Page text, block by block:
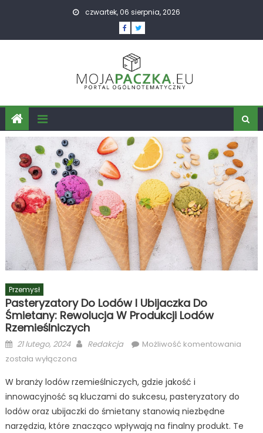
czwartek, 06 sierpnia, 2026
Przemysł
Pasteryzatory Do Lodów I Ubijaczka Do
Śmietany: Rewolucja W Produkcji Lodów
Rzemieślniczych
Posted
on
21 lutego, 2024 Author
Redakcja Możliwość komentowania
została wyłączona
W branży lodów rzemieślniczych, gdzie jakość i
innowacyjność są kluczami do sukcesu, pasteryzatory do
lodów oraz ubijaczki do śmietany stanowią niezbędne
narzędzia, które znacząco wpływają na finalny produkt. Te